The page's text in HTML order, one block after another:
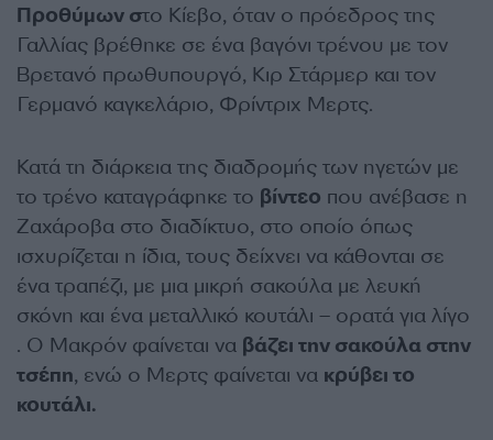
Προθύμων στο Κίεβο, όταν ο πρόεδρος της
Γαλλίας βρέθηκε σε ένα βαγόνι τρένου με τον
Βρετανό πρωθυπουργό, Κιρ Στάρμερ και τον
Γερμανό καγκελάριο, Φρίντριχ Μερτς.
Κατά τη διάρκεια της διαδρομής των ηγετών με
το τρένο καταγράφηκε το βίντεο που ανέβασε η
Ζαχάροβα στο διαδίκτυο, στο οποίο όπως
ισχυρίζεται η ίδια, τους δείχνει να κάθονται σε
ένα τραπέζι, με μια μικρή σακούλα με λευκή
σκόνη και ένα μεταλλικό κουτάλι – ορατά για λίγο
. Ο Μακρόν φαίνεται να βάζει την σακούλα στην
τσέπη, ενώ ο Μερτς φαίνεται να κρύβει το
κουτάλι.